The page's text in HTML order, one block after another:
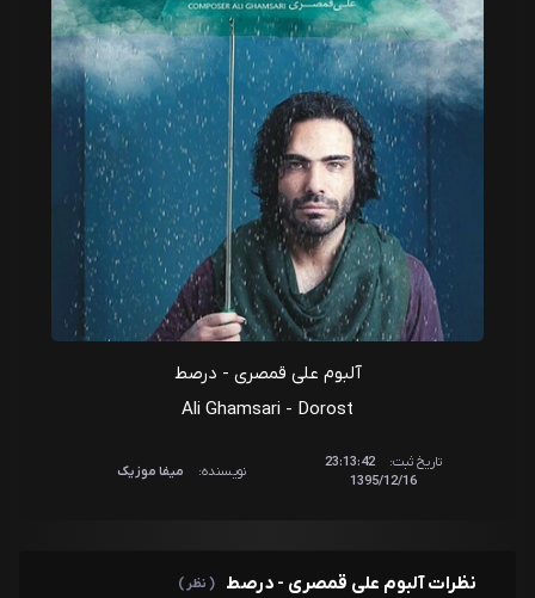
آلبوم علی قمصری - درصط
Ali Ghamsari - Dorost
تاریخ ثبت:
23:13:42
1395/12/16
نویسنده: میفا موزیک
نظرات آلبوم علی قمصری - درصط ( نظر )